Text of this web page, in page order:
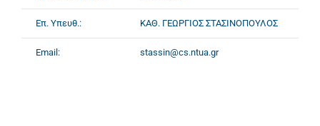
Επ. Υπευθ.: ΚΑΘ. ΓΕΩΡΓΙΟΣ ΣΤΑΣΙΝΟΠΟΥΛΟΣ
Email: stassin@cs.ntua.gr